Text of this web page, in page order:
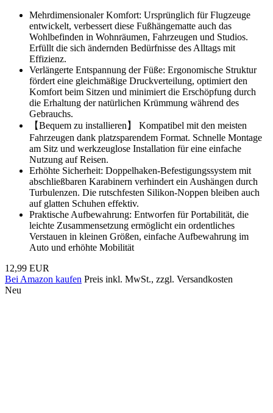
Mehrdimensionaler Komfort: Ursprünglich für Flugzeuge
entwickelt, verbessert diese Fußhängematte auch das
Wohlbefinden in Wohnräumen, Fahrzeugen und Studios.
Erfüllt die sich ändernden Bedürfnisse des Alltags mit
Effizienz.
Verlängerte Entspannung der Füße: Ergonomische Struktur
fördert eine gleichmäßige Druckverteilung, optimiert den
Komfort beim Sitzen und minimiert die Erschöpfung durch
die Erhaltung der natürlichen Krümmung während des
Gebrauchs.
【Bequem zu installieren】 Kompatibel mit den meisten
Fahrzeugen dank platzsparendem Format. Schnelle Montage
am Sitz und werkzeuglose Installation für eine einfache
Nutzung auf Reisen.
Erhöhte Sicherheit: Doppelhaken-Befestigungssystem mit
abschließbaren Karabinern verhindert ein Aushängen durch
Turbulenzen. Die rutschfesten Silikon-Noppen bleiben auch
auf glatten Schuhen effektiv.
Praktische Aufbewahrung: Entworfen für Portabilität, die
leichte Zusammensetzung ermöglicht ein ordentliches
Verstauen in kleinen Größen, einfache Aufbewahrung im
Auto und erhöhte Mobilität
12,99 EUR
Bei Amazon kaufen Preis inkl. MwSt., zzgl. Versandkosten
Neu